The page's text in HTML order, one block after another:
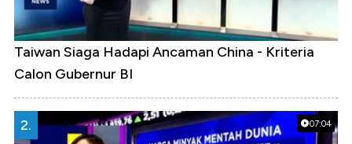
Taiwan Siaga Hadapi Ancaman China - Kriteria
Calon Gubernur BI
07:04
2.